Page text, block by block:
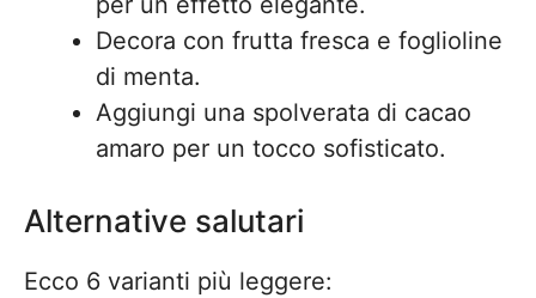
Decora con frutta fresca e foglioline
di menta.
Aggiungi una spolverata di cacao
amaro per un tocco sofisticato.
Alternative salutari
Ecco 6 varianti più leggere: